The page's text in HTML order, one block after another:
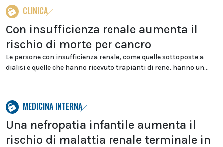
CLINICA
Con insufficienza renale aumenta il
rischio di morte per cancro
Le persone con insufficienza renale, come quelle sottoposte a
dialisi e quelle che hanno ricevuto trapianti di rene, hanno un...
MEDICINA INTERNA
Una nefropatia infantile aumenta il
rischio di malattia renale terminale in